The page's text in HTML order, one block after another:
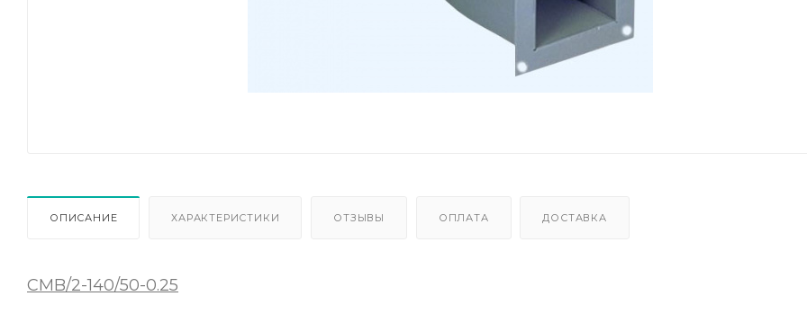
ОПИСАНИЕ ХАРАКТЕРИСТИКИ ОТЗЫВЫ ОПЛАТА ДОСТАВКА
CMB/2-140/50-0.25